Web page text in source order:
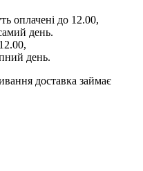
оплачені до 12.00,
день.
день.
доставка займає